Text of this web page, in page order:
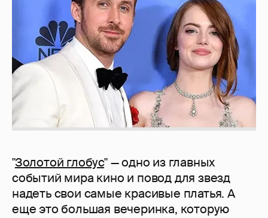
"Золотой глобус" — одно из главных
событий мира кино и повод для звезд
надеть свои самые красивые платья. А
еще это большая вечеринка, которую